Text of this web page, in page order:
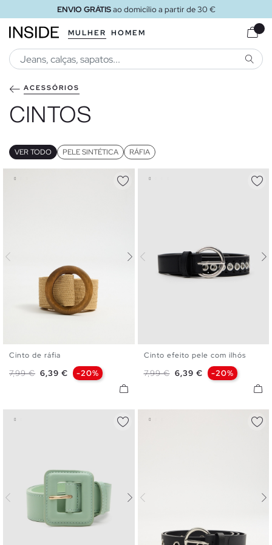
ENVIO GRÁTISao domicílio a partir de 30 €
MULHER HOMEM
ACESSÓRIOS
CINTOS
VER TODO PELE SINTÉTICA RÁFIA
Cinto de ráfia
Preço normal
7,99 € Preço
6,39 € -20%
Cinto efeito pele com ilhós
Preço normal
7,99 € Preço
6,39 € -20%